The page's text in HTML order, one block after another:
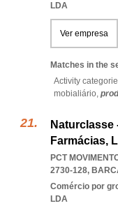
LDA
Ver empresa
Matches in the
Activity
mobialiário,
Naturclasse
Farmácias,
PCT
2730-128,
Comércio por
LDA